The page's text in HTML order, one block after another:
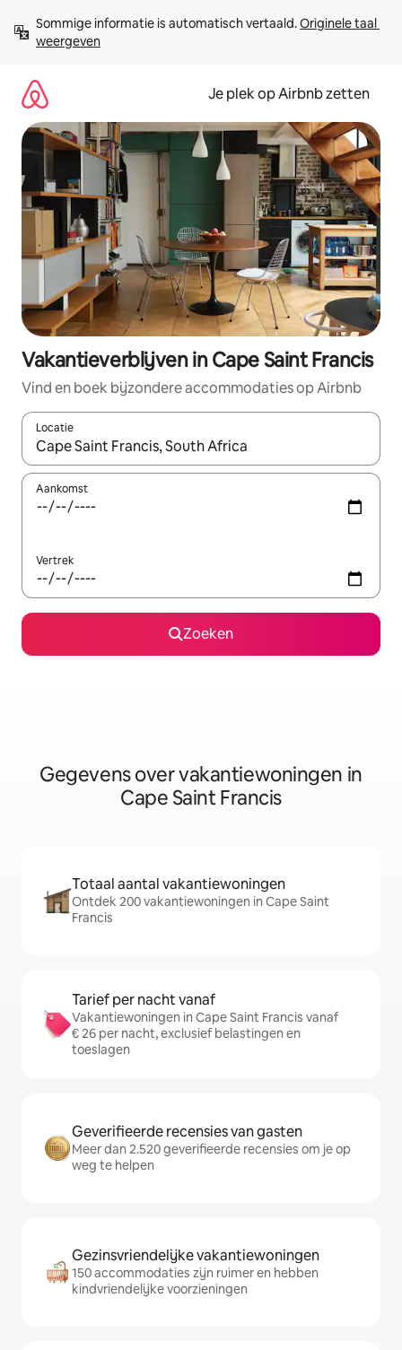
direct
naar
Sommige informatie is automatisch vertaald. Originele taal
weergeven
Je plek op Airbnb zetten
Vakantieverblijven in Cape Saint Francis
Vind en boek bijzondere accommodaties op Airbnb
Locatie
Wanneer er resultaten beschikbaar zijn, maak je een keuze
Aankomst
Vertrek
Zoeken
Gegevens over vakantiewoningen in
Cape Saint Francis
Totaal aantal vakantiewoningen
Ontdek 200 vakantiewoningen in Cape Saint
Francis
Tarief per nacht vanaf
Vakantiewoningen in Cape Saint Francis vanaf
€ 26 per nacht, exclusief belastingen en
toeslagen
Geverifieerde recensies van gasten
Meer dan 2.520 geverifieerde recensies om je op
weg te helpen
Gezinsvriendelijke vakantiewoningen
150 accommodaties zijn ruimer en hebben
kindvriendelijke voorzieningen